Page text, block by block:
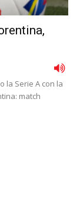
la Serie A con la
match